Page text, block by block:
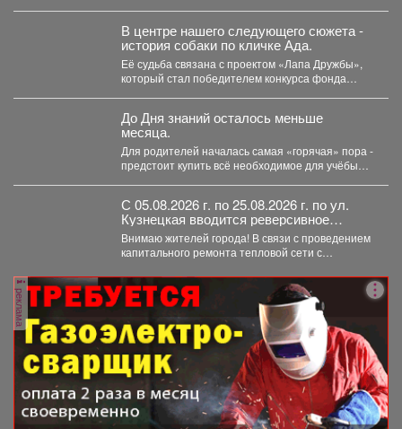
В центре нашего следующего сюжета -
история собаки по кличке Ада.
Её судьба связана с проектом «Лапа Дружбы»,
который стал победителем конкурса фонда
До Дня знаний осталось меньше
месяца.
Для родителей началась самая «горячая» пора -
предстоит купить всё необходимое для учёбы
С 05.08.2026 г. по 25.08.2026 г. по ул.
Кузнецкая вводится реверсивное
движения для автотранспорта
Внимаю жителей города! В связи с проведением
капитального ремонта тепловой сети с
реклама